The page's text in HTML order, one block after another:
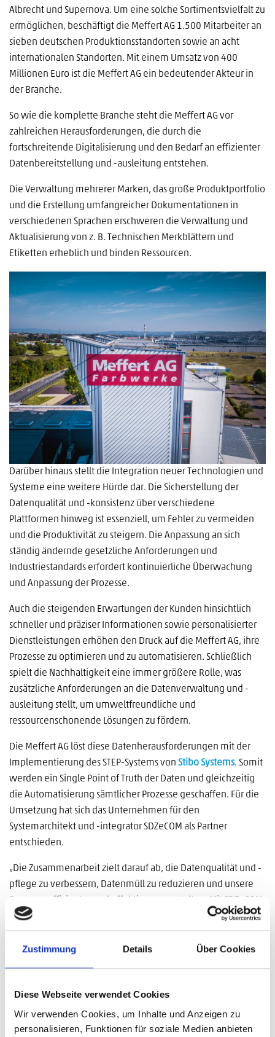
Zustimmung Details Über Cookies
Diese Webseite verwendet Cookies
Wir verwenden Cookies, um Inhalte und Anzeigen zu
personalisieren, Funktionen für soziale Medien anbieten
Albrecht und Supernova. Um eine solche Sortimentsvielfalt zu
ermöglichen, beschäftigt die Meffert AG 1.500 Mitarbeiter an
sieben deutschen Produktionsstandorten sowie an acht
internationalen Standorten. Mit einem Umsatz von 400
Millionen Euro ist die Meffert AG ein bedeutender Akteur in
der Branche.
So wie die komplette Branche steht die Meffert AG vor
zahlreichen Herausforderungen, die durch die
fortschreitende Digitalisierung und den Bedarf an effizienter
Datenbereitstellung und -ausleitung entstehen.
Die Verwaltung mehrerer Marken, das große Produktportfolio
und die Erstellung umfangreicher Dokumentationen in
verschiedenen Sprachen erschweren die Verwaltung und
Aktualisierung von z. B. Technischen Merkblättern und
Etiketten erheblich und binden Ressourcen.
Darüber hinaus stellt die Integration neuer Technologien und
Systeme eine weitere Hürde dar. Die Sicherstellung der
Datenqualität und -konsistenz über verschiedene
Plattformen hinweg ist essenziell, um Fehler zu vermeiden
und die Produktivität zu steigern. Die Anpassung an sich
ständig ändernde gesetzliche Anforderungen und
Industriestandards erfordert kontinuierliche Überwachung
und Anpassung der Prozesse.
Auch die steigenden Erwartungen der Kunden hinsichtlich
schneller und präziser Informationen sowie personalisierter
Dienstleistungen erhöhen den Druck auf die Meffert AG, ihre
Prozesse zu optimieren und zu automatisieren. Schließlich
spielt die Nachhaltigkeit eine immer größere Rolle, was
zusätzliche Anforderungen an die Datenverwaltung und -
ausleitung stellt, um umweltfreundliche und
ressourcenschonende Lösungen zu fördern.
Die Meffert AG löst diese Datenherausforderungen mit der
Implementierung des STEP-Systems von Stibo Systems. Somit
werden ein Single Point of Truth der Daten und gleichzeitig
die Automatisierung sämtlicher Prozesse geschaffen. Für die
Umsetzung hat sich das Unternehmen für den
Systemarchitekt und -integrator SDZeCOM als Partner
entschieden.
„Die Zusammenarbeit zielt darauf ab, die Datenqualität und -
pflege zu verbessern, Datenmüll zu reduzieren und unsere
Prozesse effizienter und effektiver zu gestalten. Mit SDZeCOM
haben wir einen zielorientierten Partner an der Seite, der
unsere Herausforderungen und Ziele versteht und uns
gewissenhaft unterstützt“, sagt Raphael Hoppenthaler,MDM